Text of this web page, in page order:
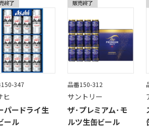
150-347
ヒ
パードライ生
ール
品番150-312
サントリー
ザ･プレミアム･モ
ルツ生缶ビール